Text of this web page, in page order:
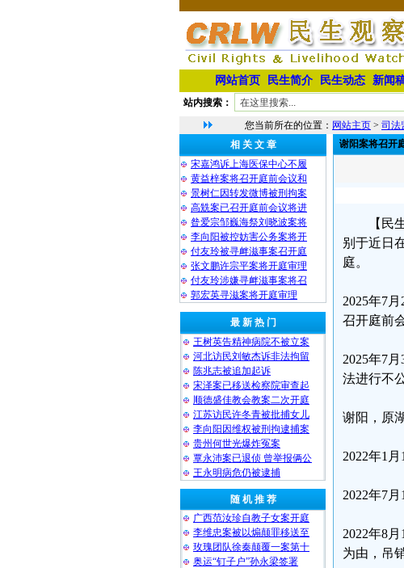
网站首页 民生简介 民生动态 新闻
站内搜索：
您当前所在的位置： 网站主页 > 司法
相 关 文 章
宋嘉鸿诉上海医保中心不履
黄益梓案将召开庭前会议和
景树仁因转发微博被刑拘案
高兟案已召开庭前会议将进
昝爱宗邹巍海祭刘晓波案将
李向阳被控妨害公务案将开
付友玲被寻衅滋事案召开庭
张文鹏许宗平案将开庭审理
付友玲涉嫌寻衅滋事案将召
郭宏英寻滋案将开庭审理
最 新 热 门
王树英告精神病院不被立案
河北访民刘敏杰诉非法拘留
陈兆志被追加起诉
宋泽案已移送检察院审查起
顺德盛佳教会教案二次开庭
江苏访民许冬青被批捕女儿
李向阳因维权被刑拘逮捕案
贵州何世光爆炸冤案
覃永沛案已退侦 曾举报俩公
王永明病危仍被逮捕
随 机 推 荐
广西范汝珍自教子女案开庭
李维忠案被以煽颠罪移送至
玫瑰团队徐秦颠覆一案第十
奥运“钉子户”孙永梁签署
谢阳案将召开
【民
别于近日
庭。
2025年7
召开庭前
2025年7
法进行不
谢阳，原
2022年1
2022年7
2022年8
为由，吊